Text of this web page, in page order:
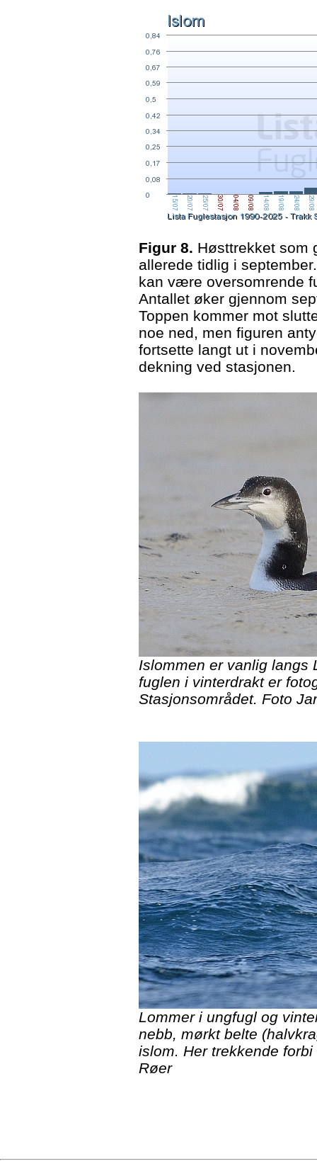
Figur 8. Høsttrekket som
allerede tidlig i
kan være oversomrende
Antallet øker gjennom
Toppen kommer mot
noe ned, men figuren
fortsette langt ut i
dekning ved stasjonen.
Islommen er vanlig langs
fuglen i vinterdrakt er
Stasjonsområdet. Foto
Lommer i ungfugl og
nebb, mørkt belte
islom. Her trekkende
Røer